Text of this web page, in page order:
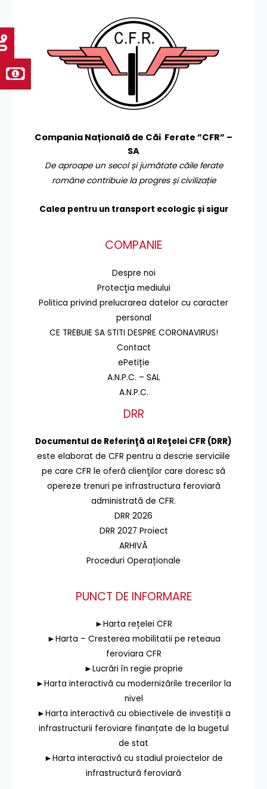
Compania Națională de Căi Ferate ”CFR” –
SA
De aproape un secol și jumătate căile ferate
române contribuie la progres și civilizație
Calea pentru un transport ecologic și sigur
COMPANIE
Despre noi
Protecţia mediului
Politica privind prelucrarea datelor cu caracter
personal
CE TREBUIE SA STITI DESPRE CORONAVIRUS!
Contact
ePetiție
A.N.P.C. – SAL
A.N.P.C.
DRR
Documentul de Referinţă al Reţelei CFR (DRR)
este elaborat de CFR pentru a descrie serviciile
pe care CFR le oferă clienţilor care doresc să
opereze trenuri pe infrastructura feroviară
administrată de CFR.
DRR 2026
DRR 2027 Proiect
ARHIVĂ
Proceduri Operaționale
PUNCT DE INFORMARE
►Harta rețelei CFR
►Harta – Cresterea mobilitatii pe reteaua
feroviara CFR
►Lucrări în regie proprie
►Harta interactivă cu modernizările trecerilor la
nivel
►Harta interactivă cu obiectivele de investiții a
infrastructurii feroviare finanțate de la bugetul
de stat
►Harta interactivă cu stadiul proiectelor de
infrastructură feroviară